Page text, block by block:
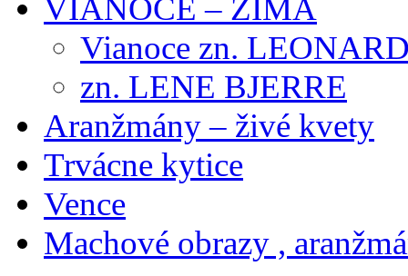
VIANOCE – ZIMA
Vianoce zn.
zn. LENE BJERRE
Aranžmány – živé kvety
Trvácne kytice
Vence
Machové obrazy ,